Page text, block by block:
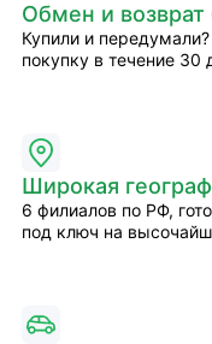
Обмен и
Купили и
покупку в течение 30
Широкая
6 филиалов по РФ,
под ключ на